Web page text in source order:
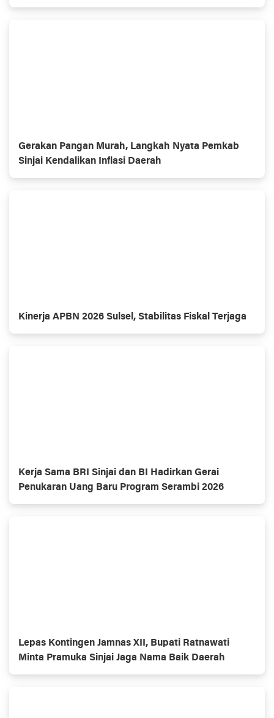
Gratis
Gerakan Pangan Murah, Langkah Nyata Pemkab
Sinjai Kendalikan Inflasi Daerah
Kinerja APBN 2026 Sulsel, Stabilitas Fiskal Terjaga
Kerja Sama BRI Sinjai dan BI Hadirkan Gerai
Penukaran Uang Baru Program Serambi 2026
Lepas Kontingen Jamnas XII, Bupati Ratnawati
Minta Pramuka Sinjai Jaga Nama Baik Daerah